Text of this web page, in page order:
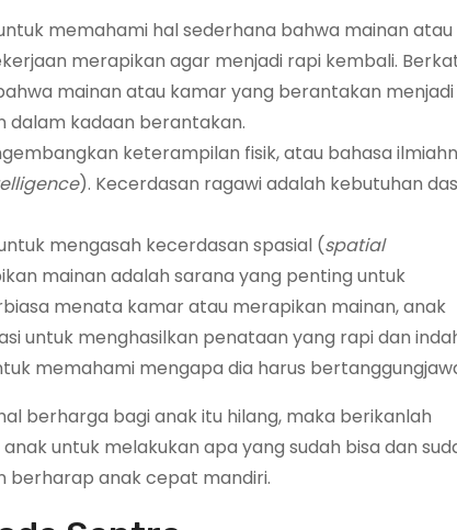
memahami hal sederhana bahwa mainan atau
merapikan agar menjadi rapi kembali.
mainan atau kamar yang berantakan
dalam kadaan berantakan.
keterampilan fisik, atau bahasa
). Kecerdasan ragawi adalah kebutuhan
mengasah kecerdasan spasial (spatial
mainan adalah sarana yang penting untuk
menata kamar atau merapikan mainan, anak
untuk menghasilkan penataan yang rapi dan
memahami mengapa dia harus
berharga bagi anak itu hilang, maka berikanlah
untuk melakukan apa yang sudah bisa dan
berharap anak cepat mandiri.